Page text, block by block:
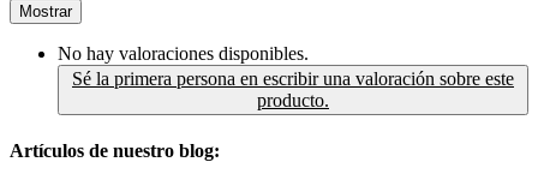
Mostrar
No hay valoraciones disponibles.
Sé la primera persona en escribir una valoración sobre este
producto.
Artículos de nuestro blog: